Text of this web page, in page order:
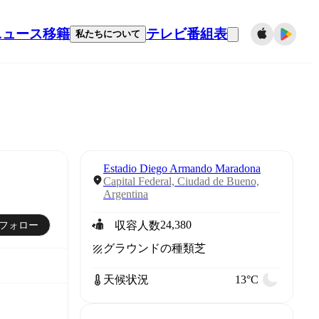
ース移籍 私たちについて テレビ番組表
ォロー
Estadio Diego Armando Maradona
Capital Federal, Ciudad de Bueno,
Argentina
収容人数24,380
グラウンドの種類芝
天候状況 13°C